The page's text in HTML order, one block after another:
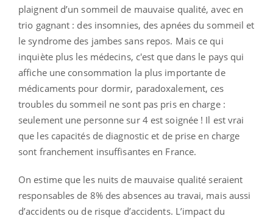
plaignent d’un sommeil de mauvaise qualité, avec en
trio gagnant : des insomnies, des apnées du sommeil et
le syndrome des jambes sans repos. Mais ce qui
inquiète plus les médecins, c'est que dans le pays qui
affiche une consommation la plus importante de
médicaments pour dormir, paradoxalement, ces
troubles du sommeil ne sont pas pris en charge :
seulement une personne sur 4 est soignée ! Il est vrai
que les capacités de diagnostic et de prise en charge
sont franchement insuffisantes en France.
On estime que les nuits de mauvaise qualité seraient
responsables de 8% des absences au travai, mais aussi
d’accidents ou de risque d’accidents. L’impact du